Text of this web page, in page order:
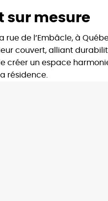
sur mesure
rue de l’Embâcle, à
couvert, alliant
créer un espace
résidence.